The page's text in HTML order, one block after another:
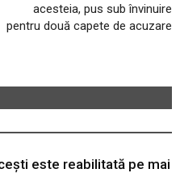
acesteia, pus sub învinuire
pentru două capete de acuzare
este reabilitată pe mai